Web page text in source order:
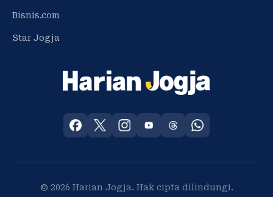
Bisnis.com
Star Jogja
© 2026 Harian Jogja. Hak cipta dilindungi.